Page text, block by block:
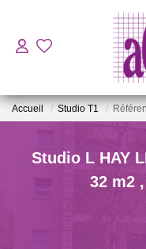
Accueil Studio T1
Studio L HAY
32 m2 ,